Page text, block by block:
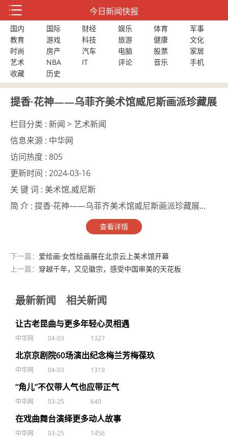
今日新闻快报
国内 国际 财经 娱乐 体育
军事
教育
游戏 科技 旅游 健康
文化
时尚
房产 汽车 电脑 股票
家居
艺术
NBA IT 评论 音乐
手机
收藏
历史
提香·花神——乌菲齐美术馆威尼斯画派珍藏展
栏目分类 : 新闻 > 艺术新闻
信息来源 : 中华网
访问热度 : 805
更新时间 : 2024-03-16
关 键 词 : 美术馆,威尼斯
简 介 : 提香·花神——乌菲齐美术馆威尼斯画派珍藏展...
查看详情
下一篇： 爱绘画·女性绘画展在北京云上美术馆开幕
上一篇： 穿越千年，又见徽宗，感受中国审美的天花板
最新新闻 相关新闻
让古老昆曲与更多年轻心灵相遇
中华网 04-03 1327
北京京剧院60场演出纪念梅兰芳梅葆玖
中华网 04-03 1319
“角儿”不仅带人气也应带正气
中华网 03-25 640
在戏曲舞台演绎更多动人故事
中华网 03-25 1456